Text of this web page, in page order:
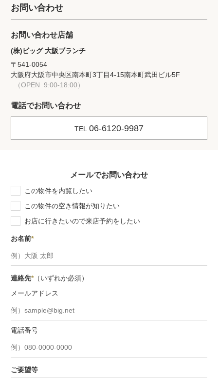
お問い合わせ
お問い合わせ店舗
(株)ビッグ 大阪ブランチ
〒541-0054
大阪府大阪市中央区南本町3丁目4-15南本町武田ビル5F
（OPEN 9:00-18:00）
電話でお問い合わせ
TEL 06-6120-9987
メールでお問い合わせ
この物件を内覧したい
この物件の空き情報が知りたい
お店に行きたいので来店予約をしたい
お名前*
連絡先*（いずれか必須）
メールアドレス
電話番号
ご要望等